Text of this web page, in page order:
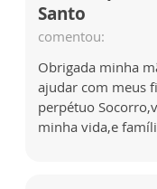
Santo
comentou:
Obrigada minha
ajudar com meus
perpétuo
minha vida,e